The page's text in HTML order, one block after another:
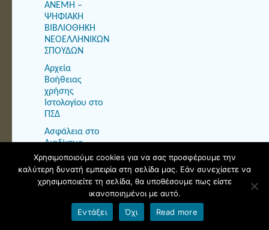
ΑΝΕΜΗ –
ΨΗΦΙΑΚΗ
ΒΙΒΛΙΟΘΗΚΗ
ΝΕΟΕΛΛΗΝΙΚΩΝ
ΣΠΟΥΔΩΝ
Αρχεία
Βοήθειας
χρήσης
Ιστολογίου στο
ΠΣΔ
Ασφάλεια στο
Διαδίκτυο-
Ενημερωτικός
Κόμβος ΠΣΔ
ΒΙΒΛΙΟΓΡΑΦΙΑ
ΓΛΩΣΣΟΛΟΓΙΑΣ
ΒΙΒΛΙΟΘΗΚΗ
Χρησιμοποιούμε cookies για να σας προσφέρουμε την
καλύτερη δυνατή εμπειρία στη σελίδα μας. Εάν συνεχίσετε να
χρησιμοποιείτε τη σελίδα, θα υποθέσουμε πως είστε
ικανοποιημένοι με αυτό.
Εντάξει
Όχι Read more